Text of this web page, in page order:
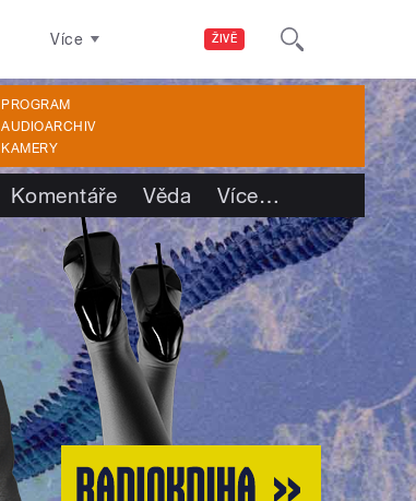
ŽIVĚ
Více
PROGRAM
AUDIOARCHIV
KAMERY
Komentáře Věda Více…